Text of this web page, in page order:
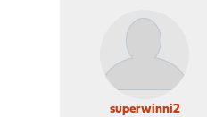
superwinni2